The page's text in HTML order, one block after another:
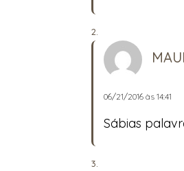
06/21/2016 às 14:41
Sábias